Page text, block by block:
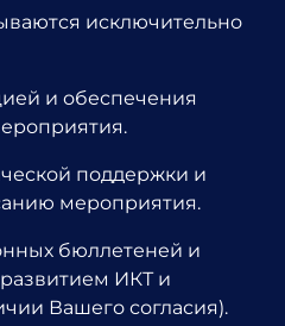
исключительно
и обеспечения
поддержки и
мероприятия.
бюллетеней и
ИКТ и
Вашего согласия).